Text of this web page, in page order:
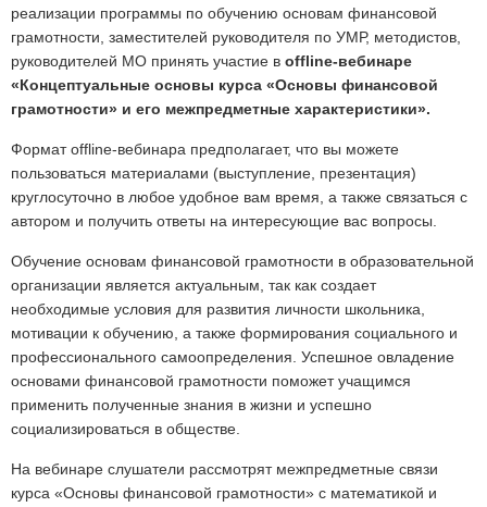
реализации программы по обучению основам финансовой
грамотности, заместителей руководителя по УМР, методистов,
руководителей МО принять участие в offline-вебинаре
«Концептуальные основы курса «Основы финансовой
грамотности» и его межпредметные характеристики».
Формат offline-вебинара предполагает, что вы можете
пользоваться материалами (выступление, презентация)
круглосуточно в любое удобное вам время, а также связаться с
автором и получить ответы на интересующие вас вопросы.
Обучение основам финансовой грамотности в образовательной
организации является актуальным, так как создает
необходимые условия для развития личности школьника,
мотивации к обучению, а также формирования социального и
профессионального самоопределения. Успешное овладение
основами финансовой грамотности поможет учащимся
применить полученные знания в жизни и успешно
социализироваться в обществе.
На вебинаре слушатели рассмотрят межпредметные связи
курса «Основы финансовой грамотности» с математикой и